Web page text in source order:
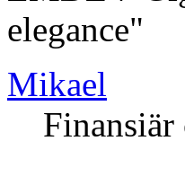
elegance"
Mikael
Finansiär